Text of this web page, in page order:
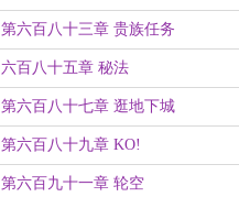
第六百八十三章 贵族任务
六百八十五章 秘法
第六百八十七章 逛地下城
第六百八十九章 KO!
第六百九十一章 轮空